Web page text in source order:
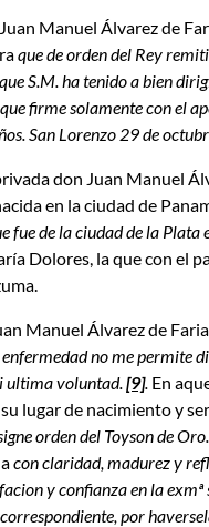
Manuel Álvarez de
que de orden del Rey
S.M. ha tenido a bien
firme solamente con el
San Lorenzo 29 de
don Juan Manuel
en la ciudad de
fue de la ciudad de la Plata
Dolores, la que con el
Manuel Álvarez de
no me permite
ultima voluntad.[9]. En
lugar de nacimiento y ser
orden del Toyson de Oro.
con claridad, madurez y
y confianza en la
por